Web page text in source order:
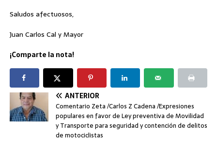
Saludos afectuosos,
Juan Carlos Cal y Mayor
¡Comparte la nota!
ANTERIOR
Comentario Zeta /Carlos Z Cadena /Expresiones
populares en favor de Ley preventiva de Movilidad
y Transporte para seguridad y contención de delitos
de motociclistas